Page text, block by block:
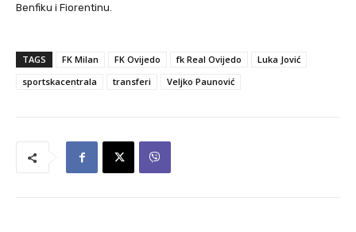
Benfiku i Fiorentinu.
TAGS FK Milan FK Ovijedo fk Real Ovijedo
Luka Jović
sportskacentrala
transferi Veljko Paunović